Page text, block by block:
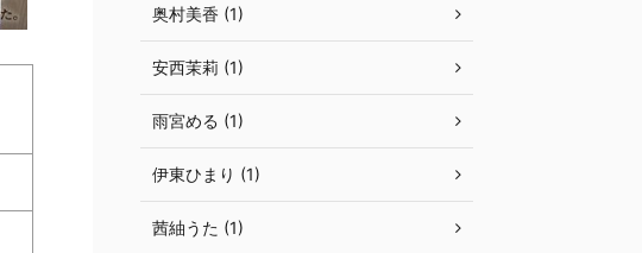
奥村美香 (1)
安西茉莉 (1)
雨宮める (1)
伊東ひまり (1)
茜紬うた (1)